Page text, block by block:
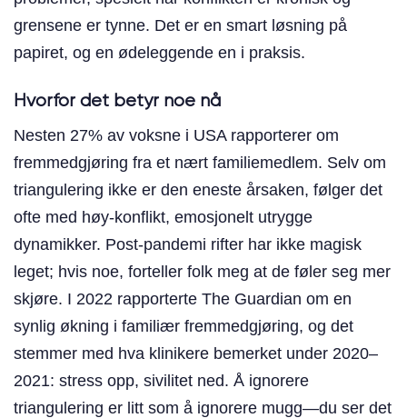
grensene er tynne. Det er en smart løsning på
papiret, og en ødeleggende en i praksis.
Hvorfor det betyr noe nå
Nesten 27% av voksne i USA rapporterer om
fremmedgjøring fra et nært familiemedlem. Selv om
triangulering ikke er den eneste årsaken, følger det
ofte med høy-konflikt, emosjonelt utrygge
dynamikker. Post-pandemi rifter har ikke magisk
leget; hvis noe, forteller folk meg at de føler seg mer
skjøre. I 2022 rapporterte The Guardian om en
synlig økning i familiær fremmedgjøring, og det
stemmer med hva klinikere bemerket under 2020–
2021: stress opp, sivilitet ned. Å ignorere
triangulering er litt som å ignorere mugg—du ser det